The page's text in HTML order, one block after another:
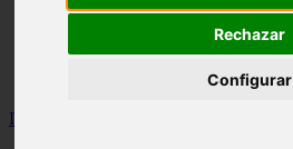
Rechazar
Configurar
mujer
secundarios
Inicio